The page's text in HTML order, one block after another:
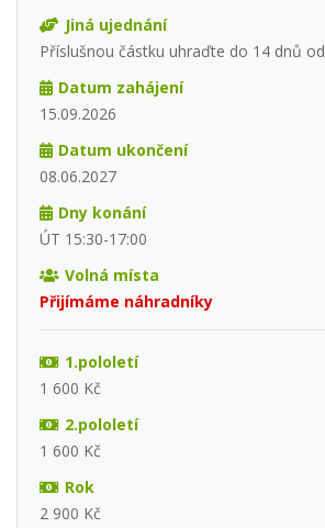
Jiná ujednání
Příslušnou částku uhraďte do 14 dnů
Datum zahájení
15.09.2026
Datum ukončení
08.06.2027
Dny konání
ÚT 15:30-17:00
Volná místa
Přijímáme náhradníky
1.pololetí
1 600 Kč
2.pololetí
1 600 Kč
Rok
2 900 Kč